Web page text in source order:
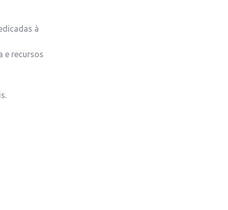
à
e recursos